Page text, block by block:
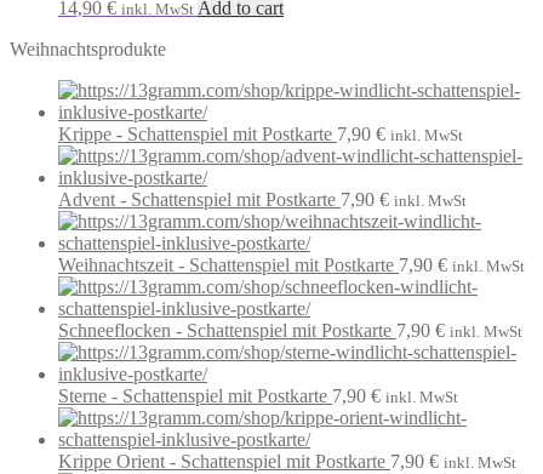
14,90 € inkl. MwSt Add to cart
Weihnachtsprodukte
Krippe - Schattenspiel mit Postkarte 7,90 € inkl. MwSt
Advent - Schattenspiel mit Postkarte 7,90 € inkl. MwSt
Weihnachtszeit - Schattenspiel mit Postkarte 7,90 € inkl. MwSt
Schneeflocken - Schattenspiel mit Postkarte 7,90 € inkl. MwSt
Sterne - Schattenspiel mit Postkarte 7,90 € inkl. MwSt
Krippe Orient - Schattenspiel mit Postkarte 7,90 € inkl. MwSt